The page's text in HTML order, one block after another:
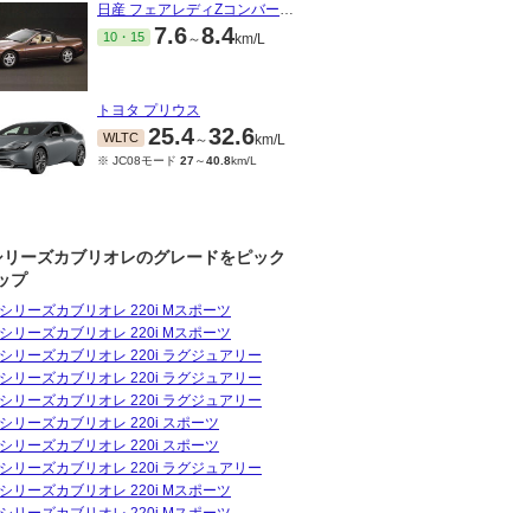
2017/12
km/L
2016/10～2017/07
JC08 15.8km/L
日産 フェアレディZコンバーチブル
10・15 7.6～8.4km/L
トヨタ プリウス
WLTC 25.4～32.6km/L
※ JC08モード 27～40.8km/L
ーズカブリオレのグレードをピック
プ
リーズカブリオレ 220i Mスポーツ
リーズカブリオレ 220i Mスポーツ
リーズカブリオレ 220i ラグジュアリー
リーズカブリオレ 220i ラグジュアリー
リーズカブリオレ 220i ラグジュアリー
リーズカブリオレ 220i スポーツ
リーズカブリオレ 220i スポーツ
リーズカブリオレ 220i ラグジュアリー
リーズカブリオレ 220i Mスポーツ